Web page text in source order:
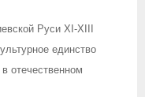
Руси XI-XIII
единство
отечественном